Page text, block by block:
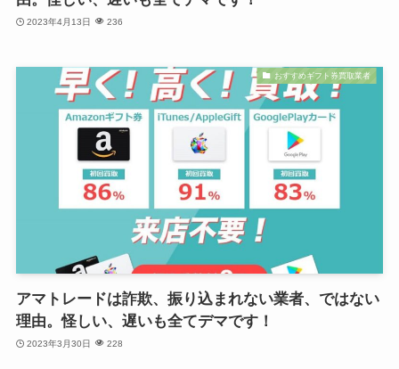
2023年4月13日 236
おすすめギフト券買取業者
アマトレードは詐欺、振り込まれない業者、ではない
理由。怪しい、遅いも全てデマです！
2023年3月30日 228